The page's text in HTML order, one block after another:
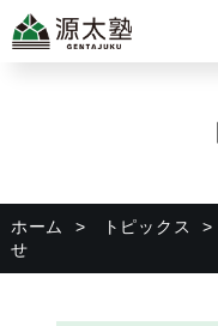
ホーム トピックス
せ